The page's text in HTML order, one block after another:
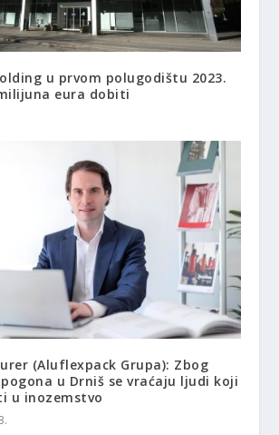
u prvom polugodištu 2023.
eura dobiti
(Aluflexpack Grupa): Zbog
u Drniš se vraćaju ljudi koji
u inozemstvo